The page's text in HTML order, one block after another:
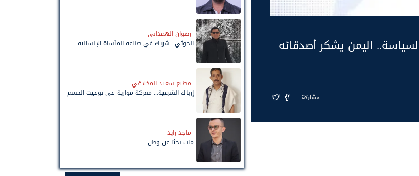
اليمن يشكر أصدقائه
مشاركة
رضوان الهمداني
الحوثي.. شريك في صناعة المأساة الإنسانية
مطيع سعيد المخلافي
إرباك الشرعية... معركة موازية في توقيت الحسم
ماجد زايد
مات بحثًا عن وطن